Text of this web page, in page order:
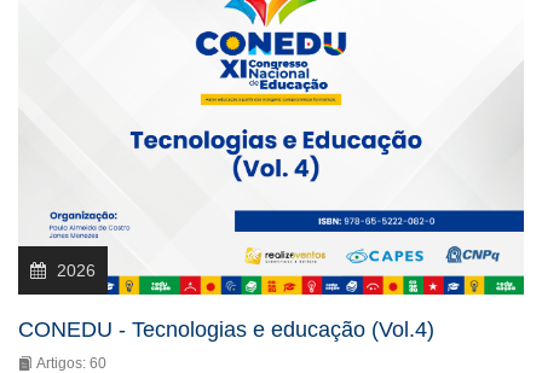
2026
CONEDU - Tecnologias e educação (Vol.4)
Artigos: 60